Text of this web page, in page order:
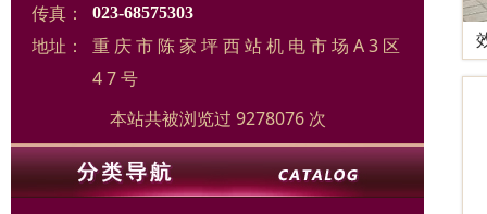
传真： 023-68575303
地址：
重 庆 市 陈 家 坪 西 站 机 电 市 场 A 3 区
4 7 号
本站共被浏览过 9278076 次